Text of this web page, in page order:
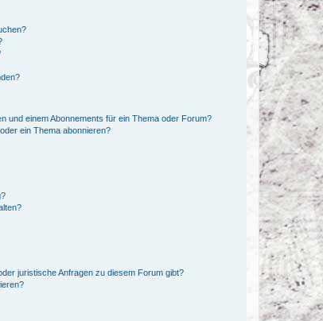
und einem Abonnements für ein Thema oder Forum?
ein Thema abonnieren?
juristische Anfragen zu diesem Forum gibt?